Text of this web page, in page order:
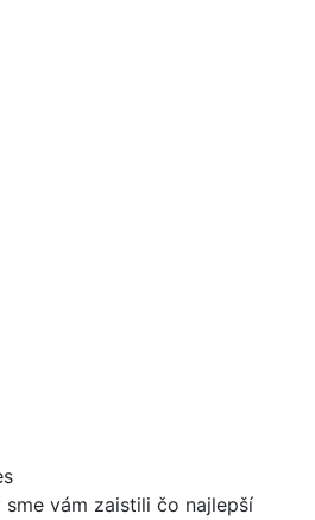
vám zaistili čo najlepší